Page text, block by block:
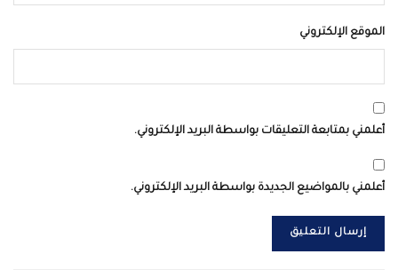
الموقع الإلكتروني
أعلمني بمتابعة التعليقات بواسطة البريد الإلكتروني.
أعلمني بالمواضيع الجديدة بواسطة البريد الإلكتروني.